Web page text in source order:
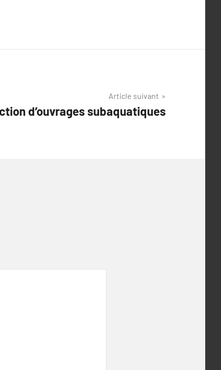
Article suivant
d’ouvrages subaquatiques